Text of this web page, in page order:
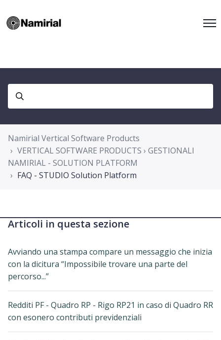
Namirial Vertical Software Products
VERTICAL SOFTWARE PRODUCTS › GESTIONALI
NAMIRIAL - SOLUTION PLATFORM
FAQ - STUDIO Solution Platform
Articoli in questa sezione
Avviando una stampa compare un messaggio che inizia
con la dicitura “Impossibile trovare una parte del
percorso...”
Redditi PF - Quadro RP - Rigo RP21 in caso di Quadro RR
con esonero contributi previdenziali